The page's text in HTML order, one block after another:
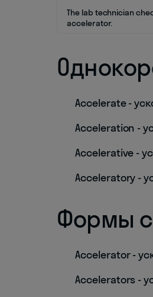
The lab technician
accelerator.
Accelerate -
Acceleration -
Accelerative -
Acceleratory -
Формы
Accelerator -
Accelerators -